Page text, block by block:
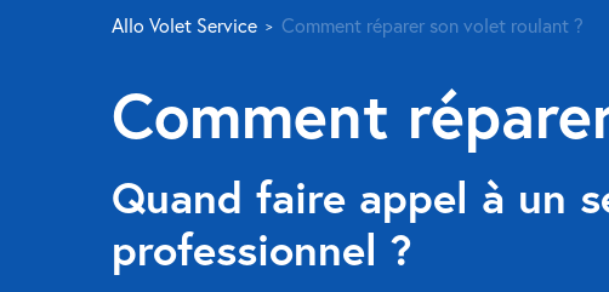
Allo Volet Service Comment réparer son volet roulant ?
Comment
Quand faire appel à un
professionnel ?